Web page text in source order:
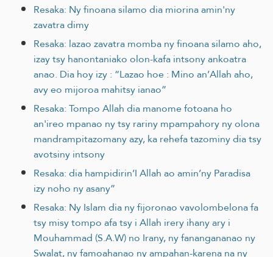
Resaka: Ny finoana silamo dia miorina amin'ny
zavatra dimy
Resaka: lazao zavatra momba ny finoana silamo aho,
izay tsy hanontaniako olon-kafa intsony ankoatra
anao. Dia hoy izy : “Lazao hoe : Mino an’Allah aho,
avy eo mijoroa mahitsy ianao”
Resaka: Tompo Allah dia manome fotoana ho
an'ireo mpanao ny tsy rariny mpampahory ny olona
mandrampitazomany azy, ka rehefa tazominy dia tsy
avotsiny intsony
Resaka: dia hampidirin’I Allah ao amin’ny Paradisa
izy noho ny asany”
Resaka: Ny Islam dia ny fijoronao vavolombelona fa
tsy misy tompo afa tsy i Allah irery ihany ary i
Mouhammad (S.A.W) no Irany, ny fanangananao ny
Swalat, ny famoahanao ny ampahan-karena na ny